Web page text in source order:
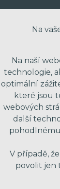
Na
Na naší
technologie,
optimální
které jsou
webových
další
V případě,
povolit jen